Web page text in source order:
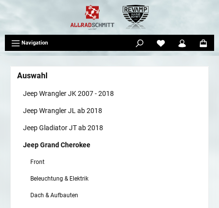
Navigation
Auswahl
Jeep Wrangler JK 2007 - 2018
Jeep Wrangler JL ab 2018
Jeep Gladiator JT ab 2018
Jeep Grand Cherokee
Front
Beleuchtung & Elektrik
Dach & Aufbauten